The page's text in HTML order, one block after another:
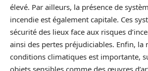
élevé. Par ailleurs, la présence de
incendie est également capitale. Ces
sécurité des lieux face aux risques
ainsi des pertes préjudiciables. Enfin, la
conditions climatiques est importante,
objets sensibles comme des œuvres